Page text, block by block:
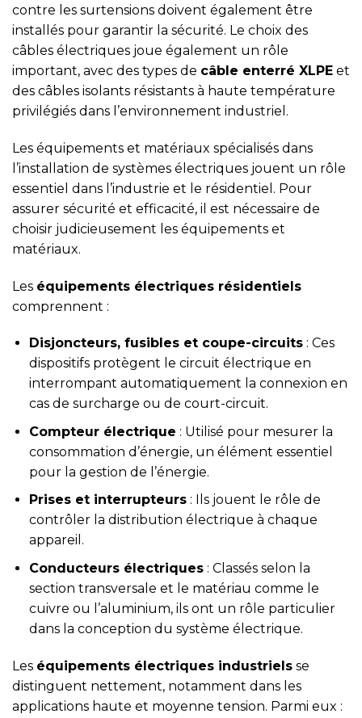
contre les surtensions doivent également être
installés pour garantir la sécurité. Le choix des
câbles électriques joue également un rôle
important, avec des types de câble enterré XLPE et
des câbles isolants résistants à haute température
privilégiés dans l’environnement industriel.
Les équipements et matériaux spécialisés dans
l’installation de systèmes électriques jouent un rôle
essentiel dans l’industrie et le résidentiel. Pour
assurer sécurité et efficacité, il est nécessaire de
choisir judicieusement les équipements et
matériaux.
Les équipements électriques résidentiels
comprennent :
Disjoncteurs, fusibles et coupe-circuits: Ces
dispositifs protègent le circuit électrique en
interrompant automatiquement la connexion en
cas de surcharge ou de court-circuit.
Compteur électrique : Utilisé pour mesurer la
consommation d’énergie, un élément essentiel
pour la gestion de l’énergie.
Prises et interrupteurs: Ils jouent le rôle de
contrôler la distribution électrique à chaque
appareil.
Conducteurs électriques: Classés selon la
section transversale et le matériau comme le
cuivre ou l’aluminium, ils ont un rôle particulier
dans la conception du système électrique.
Les équipements électriques industriels se
distinguent nettement, notamment dans les
applications haute et moyenne tension. Parmi eux :